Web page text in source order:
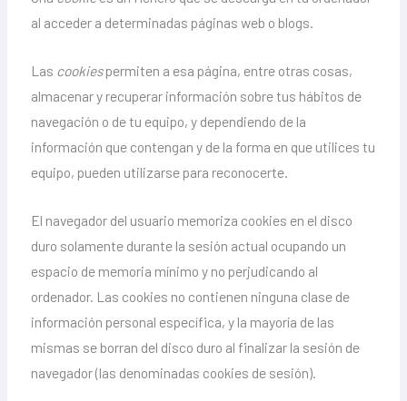
al acceder a determinadas páginas web o blogs.
Las cookiespermiten a esa página, entre otras cosas,
almacenar y recuperar información sobre tus hábitos de
navegación o de tu equipo, y dependiendo de la
información que contengan y de la forma en que utilices tu
equipo, pueden utilizarse para reconocerte.
El navegador del usuario memoriza cookies en el disco
duro solamente durante la sesión actual ocupando un
espacio de memoria mínimo y no perjudicando al
ordenador. Las cookies no contienen ninguna clase de
información personal específica, y la mayoría de las
mismas se borran del disco duro al finalizar la sesión de
navegador (las denominadas cookies de sesión).